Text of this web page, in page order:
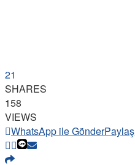
21
SHARES
158
VIEWS
WhatsApp ile GönderPaylaş